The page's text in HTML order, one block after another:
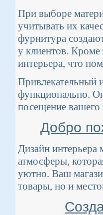
При выборе
учитывать их
фурнитура
у клиентов.
интерьера, что
Привлекательный
функционально.
посещение
Добро
Дизайн интерьера
атмосферы,
уютно. Ваш
товары, но и